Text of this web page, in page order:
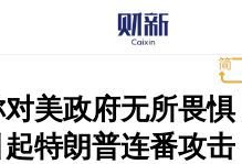
美政府无所畏
特朗普连番攻击